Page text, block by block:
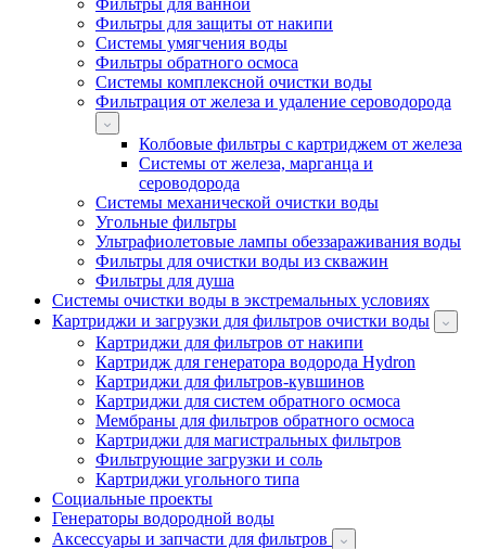
Фильтры для защиты от накипи
Системы умягчения воды
Фильтры обратного осмоса
Системы комплексной очистки воды
Фильтрация от железа и удаление сероводорода
Колбовые фильтры с картриджем от железа
Системы от железа, марганца и
сероводорода
Системы механической очистки воды
Угольные фильтры
Ультрафиолетовые лампы обеззараживания воды
Фильтры для очистки воды из скважин
Фильтры для душа
Системы очистки воды в экстремальных условиях
Картриджи и загрузки для фильтров очистки воды
Картриджи для фильтров от накипи
Картридж для генератора водорода Hydron
Картриджи для фильтров-кувшинов
Картриджи для систем обратного осмоса
Мембраны для фильтров обратного осмоса
Картриджи для магистральных фильтров
Фильтрующие загрузки и соль
Картриджи угольного типа
Социальные проекты
Генераторы водородной воды
Аксессуары и запчасти для фильтров